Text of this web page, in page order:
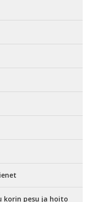
pesu ja hoito